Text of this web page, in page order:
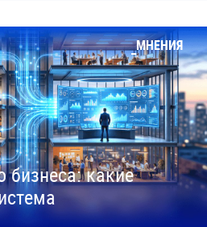
МНЕНИЯ
бизнеса: какие